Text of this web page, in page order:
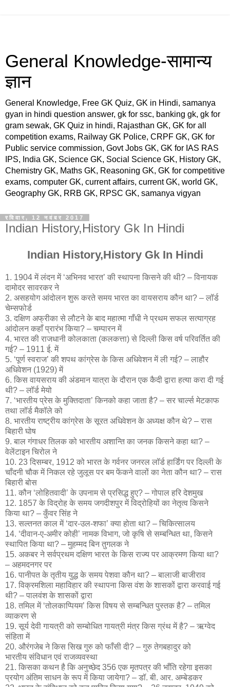
General Knowledge-सामान्य
ज्ञान
General Knowledge, Free GK Quiz, GK in Hindi, samanya
gyan in hindi question answer, gk for ssc, banking gk, gk for
gram sewak, GK Quiz in hindi, Rajasthan GK, GK for all
competition exams, Railway GK Police, CRPF GK, GK for
Public service commission, Govt Jobs GK, GK for IAS RAS
IPS, India GK, Science GK, Social Science GK, History GK,
Chemistry GK, Maths GK, Reasoning GK, GK for competitive
exams, computer GK, current affairs, current GK, world GK,
Geography GK, RRB GK, RPSC GK, samanya vigyan
रविवार, 12 नवंबर 2017
Indian History,History Gk In Hindi
Indian History,History Gk In Hindi
1. 1904 में लंदन में ‘अभिनव भारत’ की स्थापना किसने की थी? – विनायक
दामोदर सावरकर ने
2. असहयोग आंदोलन शुरू करते समय भारत का वायसराय कौन था? – लॉर्ड
चेम्सफोर्ड
3. दक्षिण अफ्रीका से लौटने के बाद महात्मा गाँधी ने प्रथम सफल सत्याग्रह
आंदोलन कहाँ प्रारंभ किया? – चम्पारन में
4. भारत की राजधानी कोलकाता (कलकत्ता) से दिल्ली किस वर्ष परिवर्तित की
गई? – 1911 ई. में
5. ‘पूर्ण स्वराज’ की शपथ कांग्रेस के किस अधिवेशन में ली गई? – लाहौर
अधिवेशन (1929) में
6. किस वायसराय की अंडमान यात्रा के दौरान एक कैदी द्वारा हत्या करा दी गई
थी? – लॉर्ड मेयो
7. ‘भारतीय प्रेस के मुक्तिदाता’ किनको कहा जाता है? – सर चार्ल्स मेटकाफ
तथा लॉर्ड मैकॉले को
8. भारतीय राष्ट्रीय कांग्रेस के सूरत अधिवेशन के अध्यक्ष कौन थे? – रास
बिहारी घोष
9. बाल गंगाधर तिलक को भारतीय अशान्ति का जनक किसने कहा था? –
वेलेंटाइन चिरोल ने
10. 23 दिसम्बर, 1912 को भारत के गर्वनर जनरल लॉर्ड हार्डिंग पर दिल्ली के
चाँदनी चौक में निकल रहे जुलूस पर बम फेंकने वालों का नेता कौन था? – रास
बिहारी बोस
11. कौन ‘लोहितवादी’ के उपनाम से प्रसिद्ध हुए? – गोपाल हरि देशमुख
12. 1857 के विद्रोह के समय जगदीशपुर में विद्रोहियों का नेतृत्व किसने
किया था? – कुँवर सिंह ने
13. सल्तनत काल में ‘दार-उल-शफा’ क्या होता था? – चिकित्सालय
14. ‘दीवान-ए-अमीर कोही’ नामक विभाग, जो कृषि से सम्बन्धित था, किसने
स्थापित किया था? – मुहम्मद बिन तुगलक ने
15. अकबर ने सर्वप्रथम दक्षिण भारत के किस राज्य पर आक्रमण किया था?
– अहमदनगर पर
16. पानीपत के तृतीय युद्ध के समय पेशवा कौन था? – बालाजी बाजीराव
17. विक्रमशिला महाविहार की स्थापना किस वंश के शासकों द्वारा करवाई गई
थी? – पालवंश के शासकों द्वारा
18. तमिल में ‘तोलकाप्पियम’ किस विषय से सम्बन्धित पुस्तक है? – तमिल
व्याकरण से
19. सूर्य देवी गायत्री को सम्बोधित गायत्री मंत्र किस ग्रंथ में है? – ऋग्वेद
संहिता में
20. औरंगजेब ने किस सिख गुरु को फाँसी दी? – गुरु तेगबहादुर को
भारतीय संविधान एवं राजव्यवस्था
21. किसका कथन है कि अनुच्छेद 356 एक मृतपत्र की भाँति रहेगा इसका
प्रयोग अंतिम साधन के रूप में किया जायेगा? – डॉ. बी. आर. अम्बेडकर